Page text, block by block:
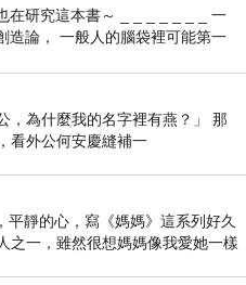
在研究這本書～ _ _ _ _ _ _ _ 一
造論， 一般人的腦袋裡可能第一
論很科
，為什麼我的名字裡有燕？」 那
看外公何安慶縫補一
靜的心，寫《媽媽》這系列好久
之一，雖然很想媽媽像我愛她一樣